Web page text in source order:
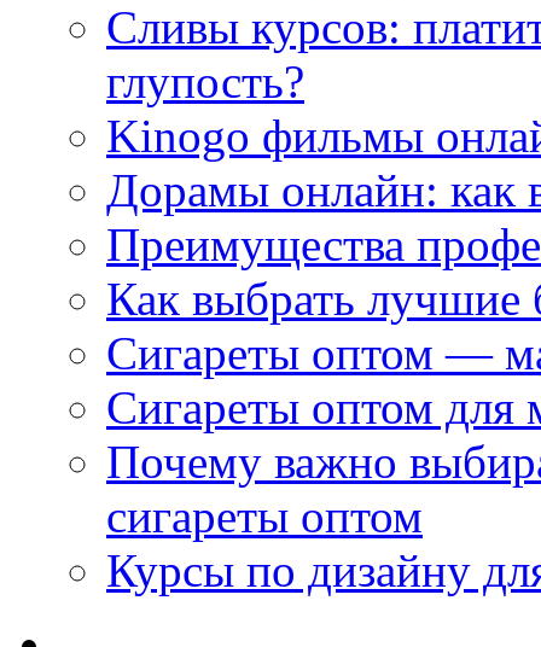
Сливы курсов:
глупость?
Kinogo фильмы
Дорамы онлайн: как
Преимущества
Как выбрать
Сигареты оптом —
Сигареты оптом для
Почему важно
сигареты оптом
Курсы по дизайну